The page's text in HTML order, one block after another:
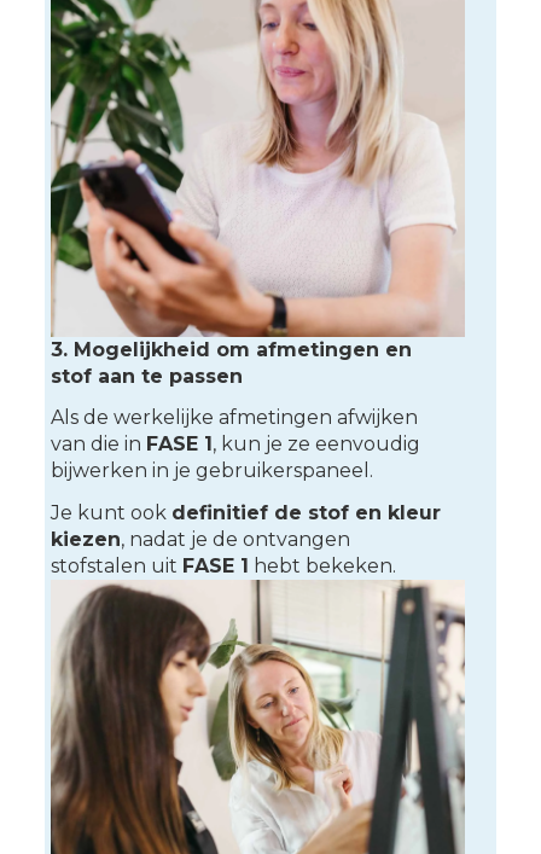
3. Mogelijkheid om afmetingen en
stof aan te passen
Als de werkelijke afmetingen afwijken
van die in FASE 1 , kun je ze eenvoudig
bijwerken in je gebruikerspaneel.
Je kunt ook definitief de stof en kleur
kiezen, nadat je de ontvangen
stofstalen uit FASE 1 hebt bekeken.